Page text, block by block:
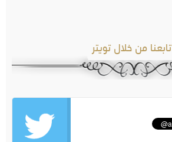
تابعنا من خلال تويتر